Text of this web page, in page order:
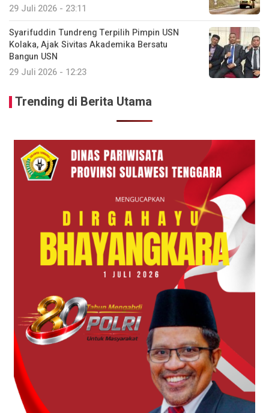
29 Juli 2026 - 23:11
Syarifuddin Tundreng Terpilih Pimpin USN
Kolaka, Ajak Sivitas Akademika Bersatu
Bangun USN
29 Juli 2026 - 12:23
Trending di Berita Utama